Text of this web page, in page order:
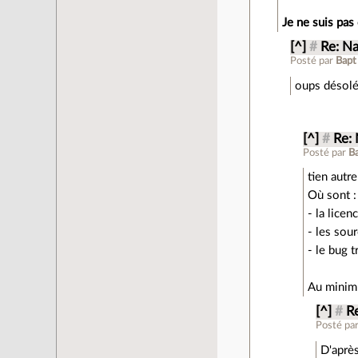
Je ne suis
[^] # Re:
Posté par Bapt
oups
[^] # Re:
Posté par
tien
Où sont :
- la
- les
- le bug
Au
[^] #
Posté